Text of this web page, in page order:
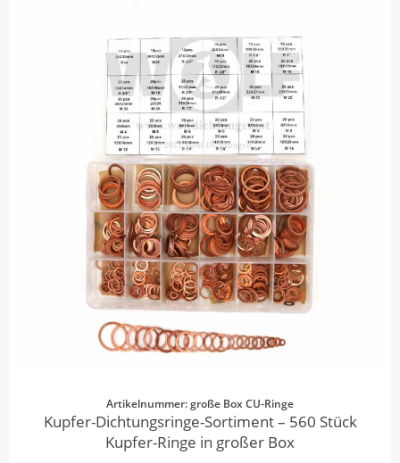
Artikelnummer: große Box CU-Ringe
Kupfer-Dichtungsringe-Sortiment – 560 Stück
Kupfer-Ringe in großer Box